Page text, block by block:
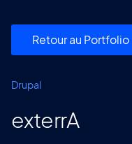
Retour au Portfolio
Drupal
exterrA